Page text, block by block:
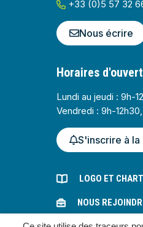
+33 (0)5 57 32
Nous écrire
Horaires
Lundi au jeudi : 9h-
Vendredi : 9h-
S'inscrire à
LOGO ET
NOUS